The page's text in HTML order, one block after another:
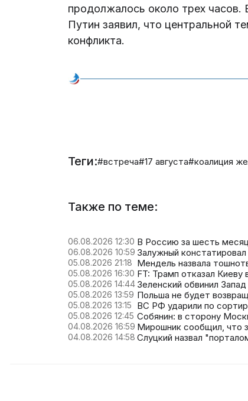
продолжалось около трех часов.
Путин заявил, что центральной
конфликта.
Теги:#встреча#17 августа#коалиция
Также по теме:
06.08.2026 12:30 В Россию за шесть
06.08.2026 10:59 Залужный
05.08.2026 21:18 Мендель назвала
05.08.2026 16:30 FT: Трамп отказал
05.08.2026 14:44 Зеленский обвинил
05.08.2026 13:59 Польша не будет
05.08.2026 13:15 ВС РФ ударили по
05.08.2026 12:45 Собянин: в сторону
04.08.2026 16:59 Мирошник сообщил, что
04.08.2026 14:58 Слуцкий назвал